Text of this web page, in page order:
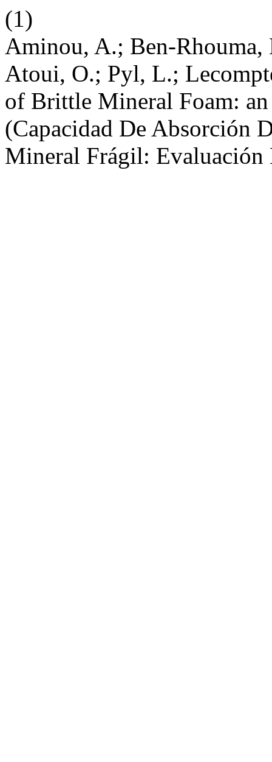
(1)
Aminou, A.; Ben-
Atoui, O.; Pyl, L.;
of Brittle Mineral Foam:
(Capacidad De Absorción
Mineral Frágil: